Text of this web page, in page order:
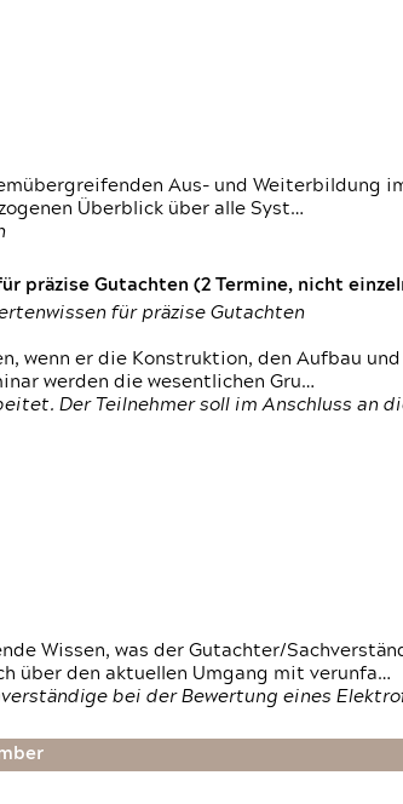
Aus- und Weiterbildung
Überblick über alle Syst…
präzise Gutachten (2 Termine, nicht
für präzise Gutachten
wenn er die Konstruktion, den Aufbau
werden die wesentlichen Gru…
Der Teilnehmer soll im Anschluss an
Wissen, was der Gutachter/
über den aktuellen Umgang mit verunfa…
bei der Bewertung eines